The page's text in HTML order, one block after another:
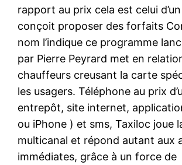
rapport au prix cela est celui
conçoit proposer des forfaits
nom l’indique ce programme
par Pierre Peyrard met en
chauffeurs creusant la carte
les usagers. Téléphone au prix
entrepôt, site internet,
ou iPhone ) et sms, Taxiloc joue
multicanal et répond autant aux
immédiates, grâce à un force de